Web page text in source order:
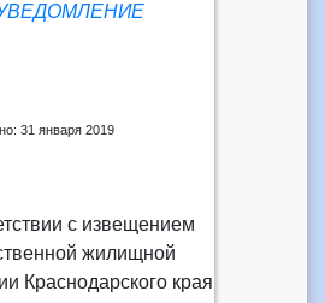
31 января 2019
с извещением
жилищной
Краснодарского края